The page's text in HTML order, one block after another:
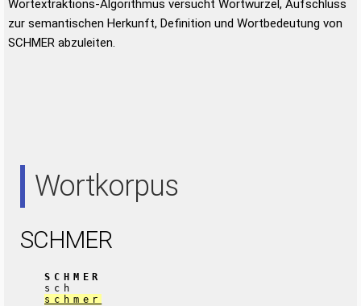
Wortextraktions-Algorithmus versucht Wortwurzel, Aufschluss
zur semantischen Herkunft, Definition und Wortbedeutung von
SCHMER abzuleiten.
Wortkorpus
SCHMER
SCHMER
sch
schmer